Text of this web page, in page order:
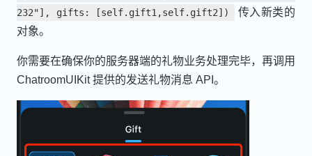
232"], gifts: [self.gift1,self.gift2])
传入新类的
对象。
你需要在确保你的服务器端的礼物业务处理完毕，再调用
ChatroomUIKit 提供的发送礼物消息 API。